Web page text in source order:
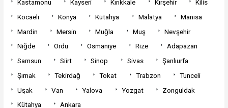
Kastamonu
Kayseri Kırıkkale Kırşehir
Kilis
Kocaeli
Konya Kütahya Malatya
Manisa
Mardin
Mersin Muğla Muş
Nevşehir
Niğde
Ordu Osmaniye Rize
Adapazarı
Samsun
Siirt Sinop Sivas
Şanlıurfa
Şırnak
Tekirdağ Tokat Trabzon
Tunceli
Uşak
Van Yalova Yozgat
Zonguldak
Kütahya
Ankara